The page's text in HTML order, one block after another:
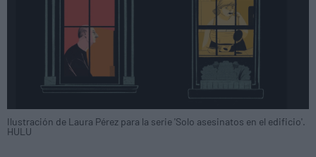
Ilustración de Laura Pérez para la serie 'Solo asesinatos en el edificio'.
HULU